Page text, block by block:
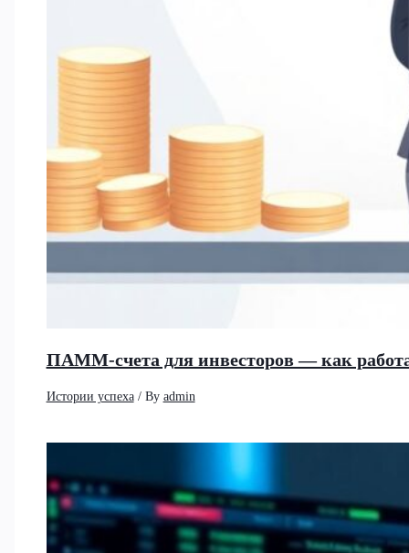
ПАММ-счета для инвесторов — как
Истории успеха/ By admin